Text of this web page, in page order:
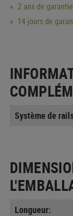
2 ans de
14 jours de
Système de
Longueur: